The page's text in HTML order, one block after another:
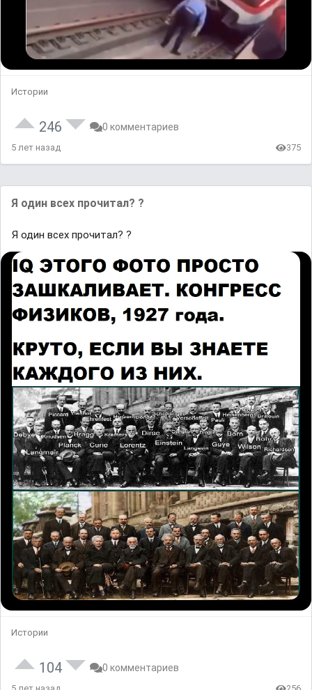
Истории
246 0 комментариев
5 лет назад 375
Я один всех прочитал? ?
Я один всех прочитал? ?
Истории
104 0 комментариев